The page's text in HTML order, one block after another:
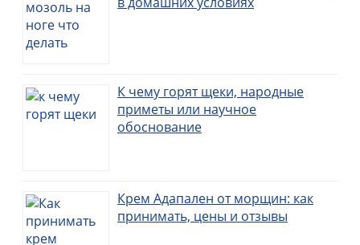
К чему горят щеки, народные
приметы или научное
обоснование
Крем Адапален от морщин: как
принимать, цены и отзывы